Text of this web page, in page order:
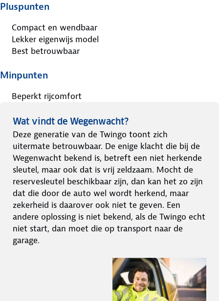
Pluspunten
Compact en wendbaar
Lekker eigenwijs model
Best betrouwbaar
Minpunten
Beperkt rijcomfort
Wat vindt de Wegenwacht?
Deze generatie van de Twingo toont zich
uitermate betrouwbaar. De enige klacht die bij de
Wegenwacht bekend is, betreft een niet herkende
sleutel, maar ook dat is vrij zeldzaam. Mocht de
reservesleutel beschikbaar zijn, dan kan het zo zijn
dat die door de auto wel wordt herkend, maar
zekerheid is daarover ook niet te geven. Een
andere oplossing is niet bekend, als de Twingo echt
niet start, dan moet die op transport naar de
garage.